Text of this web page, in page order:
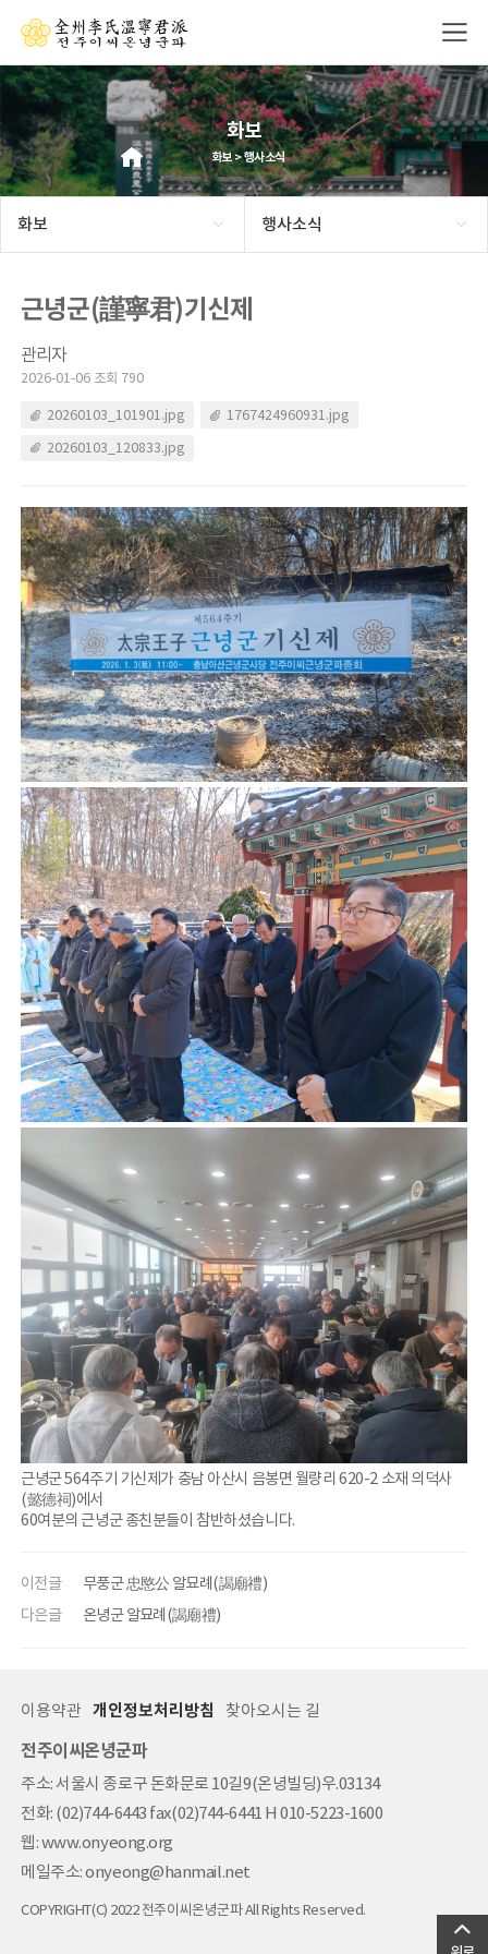
화보
화보 > 행사소식
화보 행사소식
근녕군(謹寧君)기신제
관리자
2026-01-06 조회 790
20260103_101901.jpg 1767424960931.jpg
20260103_120833.jpg
근녕군 564주기 기신제가 충남 아산시 음봉면 월량리 620-2 소재 의덕사
(懿德祠)에서
60여분의 근녕군 종친분들이 참반하셨습니다.
이전글
무풍군 忠愍公 알묘례(謁廟禮)
다은글
온녕군 알묘례(謁廟禮)
이용약관 개인정보처리방침 찾아오시는 길
전주이씨온녕군파
주소: 서울시 종로구 돈화문로 10길9(온녕빌딩)우.03134
전화: (02)744-6443 fax(02)744-6441 H 010-5223-1600
웹: www.onyeong.org
메일주소: onyeong@hanmail.net
COPYRIGHT(C) 2022 전주이씨온녕군파 All Rights Reserved.